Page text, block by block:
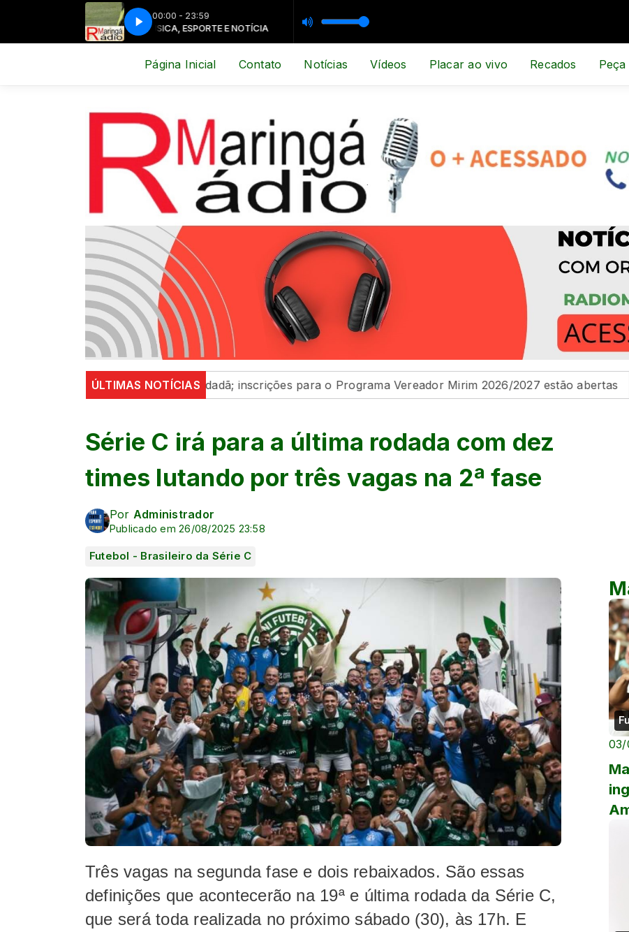
00:00 - 23:59
MÚSICA, ESPORTE E NOTÍCIA MÚSICA, ESPORTE E NOTÍCIA
Página Inicial Contato Notícias Vídeos Placar ao vivo Recados
ÚLTIMAS NOTÍCIAS
participação cidadã; inscrições para o Programa Vereador Mirim 2026/2027 estão abertas Na Câmara
Série C irá para a última rodada com dez
times lutando por três vagas na 2ª fase
Por Administrador
Publicado em 26/08/2025 23:58
Futebol - Brasileiro da Série C
Três vagas na segunda fase e dois rebaixados. São essas
definições que acontecerão na 19ª e última rodada da Série C,
que será toda realizada no próximo sábado (30), às 17h. E
03/